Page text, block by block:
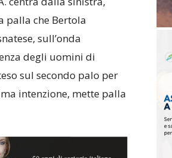
palla che Bertola
sull’onda
degli uomini di
sul secondo palo per
intenzione, mette palla